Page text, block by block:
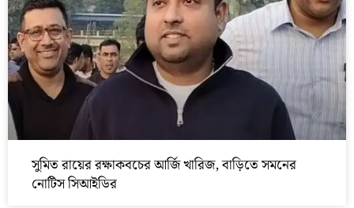
সুমিত রায়ের রক্ষাকবচের আর্জি খারিজ, বাড়িতে সমনের
নোটিস সিআইডির